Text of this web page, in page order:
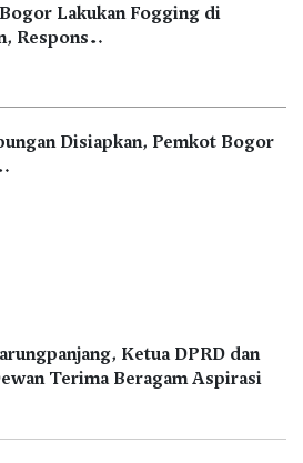
Lakukan Fogging di
Respons…
Disiapkan, Pemkot Bogor
Ketua DPRD dan
Terima Beragam Aspirasi